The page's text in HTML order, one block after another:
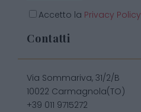
Accetto la Privacy Policy
Contatti
Via Sommariva, 31/2/B
10022 Carmagnola(TO)
+39 011 9715272